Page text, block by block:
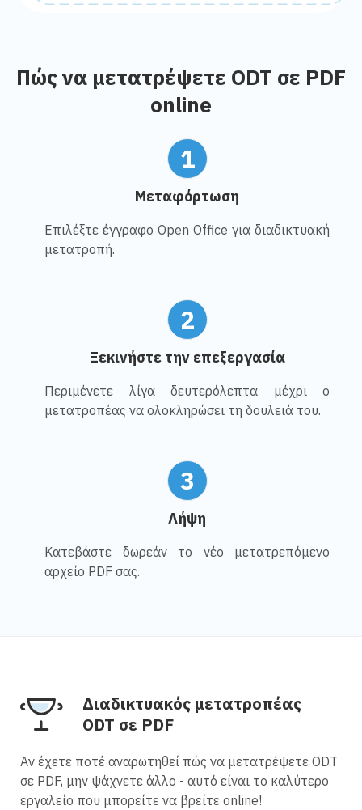
Πώς να μετατρέψετε ODT σε PDF
online
1
Μεταφόρτωση
Επιλέξτε έγγραφο Open Office για διαδικτυακή
μετατροπή.
2
Ξεκινήστε την επεξεργασία
Περιμένετε λίγα δευτερόλεπτα μέχρι ο
μετατροπέας να ολοκληρώσει τη δουλειά του.
3
Λήψη
Κατεβάστε δωρεάν το νέο μετατρεπόμενο
αρχείο PDF σας.
Διαδικτυακός μετατροπέας
ODT σε PDF
Αν έχετε ποτέ αναρωτηθεί πώς να μετατρέψετε ODT
σε PDF, μην ψάχνετε άλλο - αυτό είναι το καλύτερο
εργαλείο που μπορείτε να βρείτε online!